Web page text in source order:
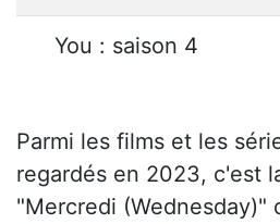
You : saison 4
Parmi les films et les
regardés en 2023, c'est
"Mercredi (Wednesday)"